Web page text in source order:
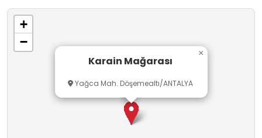
doğal ve kültürel özellikleri dolayısıyla karma sit
alanı olarak Dünya Miras Listesine
önerilmektedir.
Karain Mağarası
Yağca Mah. Döşemealtı/ANTALYA
×
+
−